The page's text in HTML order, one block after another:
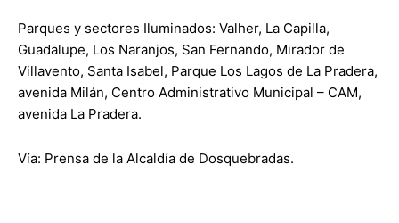
Parques y sectores Iluminados: Valher, La Capilla,
Guadalupe, Los Naranjos, San Fernando, Mirador de
Villavento, Santa Isabel, Parque Los Lagos de La Pradera,
avenida Milán, Centro Administrativo Municipal – CAM,
avenida La Pradera.
Vía: Prensa de la Alcaldía de Dosquebradas.